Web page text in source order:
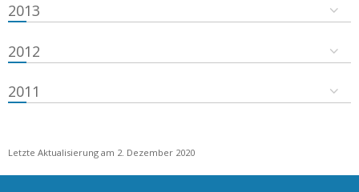
2013
2012
2011
Letzte Aktualisierung am 2. Dezember 2020